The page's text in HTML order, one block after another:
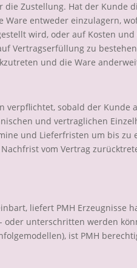
Zustellung. Hat der Kunde
entweder einzulagern,
wird, oder auf Kosten
Vertragserfüllung zu
und die Ware
verpflichtet, sobald der
und vertraglichen
und Lieferfristen um bis
vom Vertrag
liefert PMH Erzeugnisse
unterschritten werden
ist PMH